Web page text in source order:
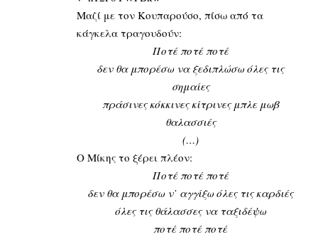
Μαζί με τον Κουπαρούσο, πίσω από τα
κάγκελα τραγουδούν:
Ποτέ ποτέ ποτέ
δεν θα μπορέσω να ξεδιπλώσω όλες τις
σημαίες
πράσινες κόκκινες κίτρινες μπλε μωβ
θαλασσιές
(…)
Ο Μίκης το ξέρει πλέον:
Ποτέ ποτέ ποτέ
δεν θα μπορέσω ν’ αγγίξω όλες τις καρδιές
όλες τις θάλασσες να ταξιδέψω
ποτέ ποτέ ποτέ